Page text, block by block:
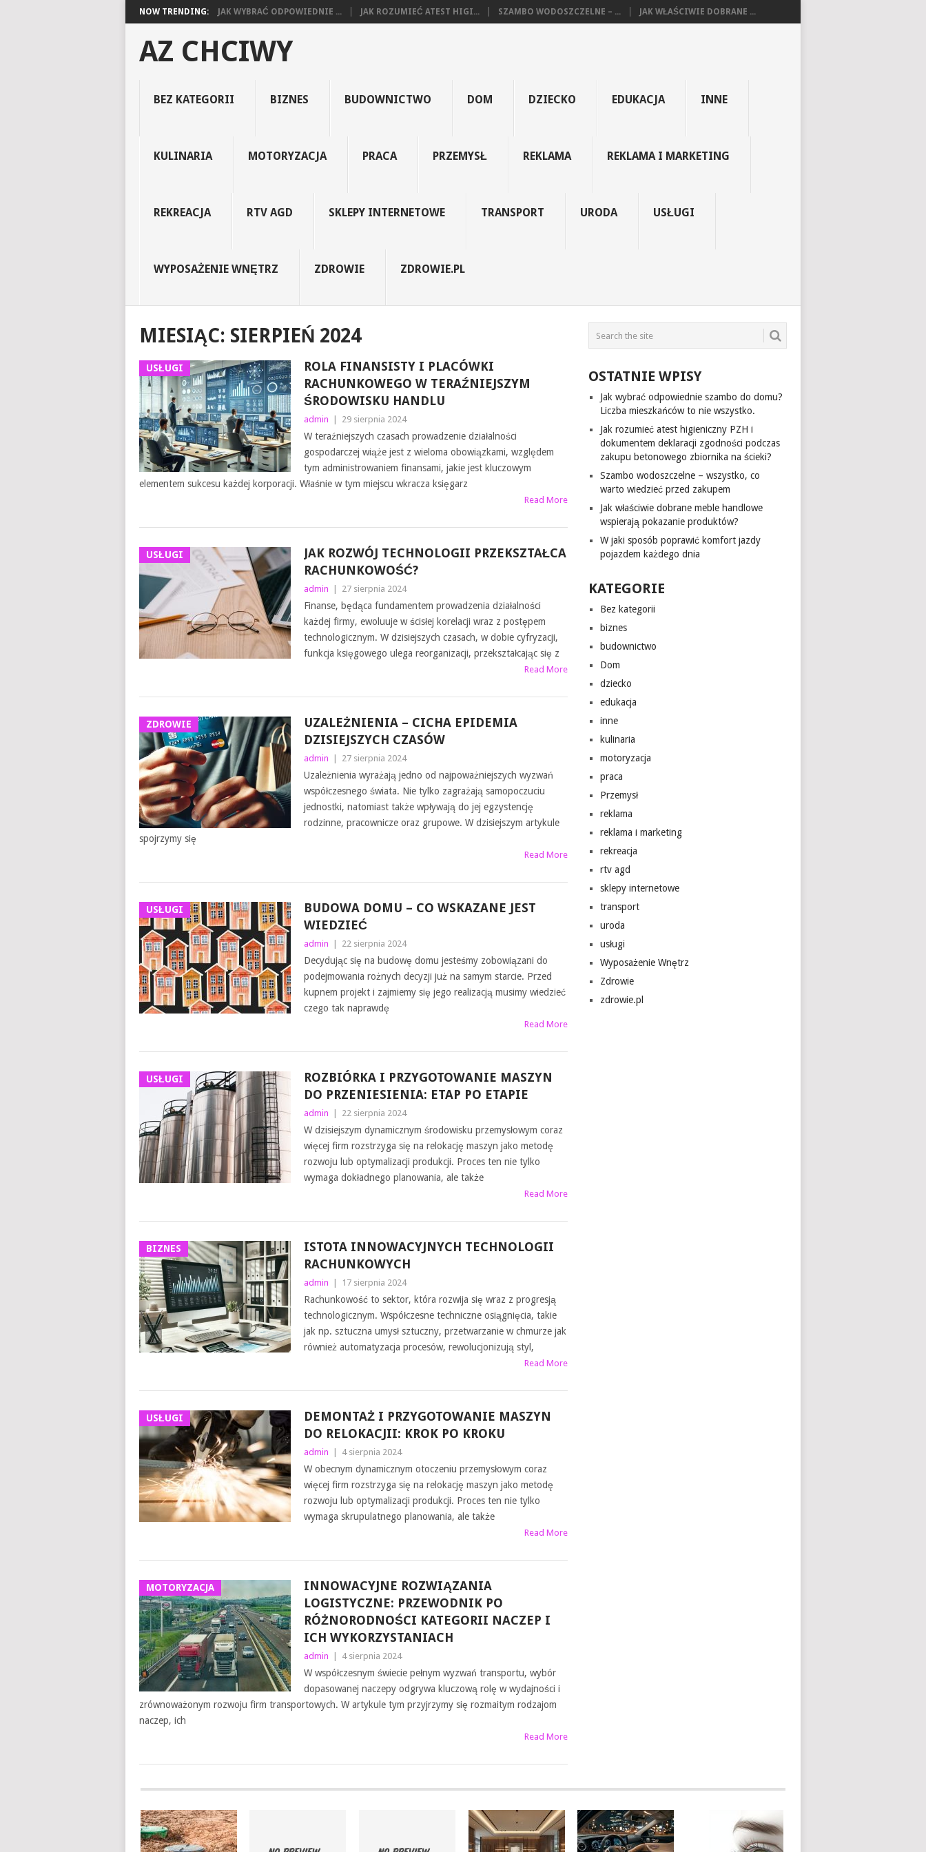
NOW TRENDING: JAK WYBRAĆ ODPOWIEDNIE ... JAK ROZUMIEĆ ATEST HIGI... SZAMBO WODOSZCZELNE – ... JAK WŁAŚCIWIE DOBRANE ...
AZ CHCIWY
BEZ KATEGORII BIZNES BUDOWNICTWO DOM DZIECKO EDUKACJA INNE
KULINARIA MOTORYZACJA PRACA PRZEMYSŁ REKLAMA REKLAMA I MARKETING
REKREACJA RTV AGD SKLEPY INTERNETOWE TRANSPORT URODA USŁUGI
WYPOSAŻENIE WNĘTRZ ZDROWIE ZDROWIE.PL
MIESIĄC: SIERPIEŃ 2024
USŁUGI
ROLA FINANSISTY I PLACÓWKI
RACHUNKOWEGO W TERAŹNIEJSZYM
ŚRODOWISKU HANDLU
admin 29 sierpnia 2024
W teraźniejszych czasach prowadzenie działalności
gospodarczej wiąże jest z wieloma obowiązkami, względem
tym administrowaniem finansami, jakie jest kluczowym
elementem sukcesu każdej korporacji. Właśnie w tym miejscu wkracza księgarz
Read More
USŁUGI
JAK ROZWÓJ TECHNOLOGII PRZEKSZTAŁCA
RACHUNKOWOŚĆ?
admin 27 sierpnia 2024
Finanse, będąca fundamentem prowadzenia działalności
każdej firmy, ewoluuje w ścisłej korelacji wraz z postępem
technologicznym. W dzisiejszych czasach, w dobie cyfryzacji,
funkcja księgowego ulega reorganizacji, przekształcając się z
Read More
ZDROWIE
UZALEŻNIENIA – CICHA EPIDEMIA
DZISIEJSZYCH CZASÓW
admin 27 sierpnia 2024
Uzależnienia wyrażają jedno od najpoważniejszych wyzwań
współczesnego świata. Nie tylko zagrażają samopoczuciu
jednostki, natomiast także wpływają do jej egzystencję
rodzinne, pracownicze oraz grupowe. W dzisiejszym artykule
spojrzymy się
Read More
USŁUGI
BUDOWA DOMU – CO WSKAZANE JEST
WIEDZIEĆ
admin 22 sierpnia 2024
Decydując się na budowę domu jesteśmy zobowiązani do
podejmowania rożnych decyzji już na samym starcie. Przed
kupnem projekt i zajmiemy się jego realizacją musimy wiedzieć
czego tak naprawdę
Read More
USŁUGI
ROZBIÓRKA I PRZYGOTOWANIE MASZYN
DO PRZENIESIENIA: ETAP PO ETAPIE
admin 22 sierpnia 2024
W dzisiejszym dynamicznym środowisku przemysłowym coraz
więcej firm rozstrzyga się na relokację maszyn jako metodę
rozwoju lub optymalizacji produkcji. Proces ten nie tylko
wymaga dokładnego planowania, ale także
Read More
BIZNES
ISTOTA INNOWACYJNYCH TECHNOLOGII
RACHUNKOWYCH
admin 17 sierpnia 2024
Rachunkowość to sektor, która rozwija się wraz z progresją
technologicznym. Współczesne techniczne osiągnięcia, takie
jak np. sztuczna umysł sztuczny, przetwarzanie w chmurze jak
również automatyzacja procesów, rewolucjonizują styl,
Read More
USŁUGI
DEMONTAŻ I PRZYGOTOWANIE MASZYN
DO RELOKACJII: KROK PO KROKU
admin 4 sierpnia 2024
W obecnym dynamicznym otoczeniu przemysłowym coraz
więcej firm rozstrzyga się na relokację maszyn jako metodę
rozwoju lub optymalizacji produkcji. Proces ten nie tylko
wymaga skrupulatnego planowania, ale także
Read More
MOTORYZACJA
INNOWACYJNE ROZWIĄZANIA
LOGISTYCZNE: PRZEWODNIK PO
RÓŻNORODNOŚCI KATEGORII NACZEP I
ICH WYKORZYSTANIACH
admin 4 sierpnia 2024
W współczesnym świecie pełnym wyzwań transportu, wybór
dopasowanej naczepy odgrywa kluczową rolę w wydajności i
zrównoważonym rozwoju firm transportowych. W artykule tym przyjrzymy się rozmaitym rodzajom
naczep, ich
Read More
OSTATNIE WPISY
Jak wybrać odpowiednie szambo do domu?
Liczba mieszkańców to nie wszystko.
Jak rozumieć atest higieniczny PZH i
dokumentem deklaracji zgodności podczas
zakupu betonowego zbiornika na ścieki?
Szambo wodoszczelne – wszystko, co
warto wiedzieć przed zakupem
Jak właściwie dobrane meble handlowe
wspierają pokazanie produktów?
W jaki sposób poprawić komfort jazdy
pojazdem każdego dnia
KATEGORIE
Bez kategorii
biznes
budownictwo
Dom
dziecko
edukacja
inne
kulinaria
motoryzacja
praca
Przemysł
reklama
reklama i marketing
rekreacja
rtv agd
sklepy internetowe
transport
uroda
usługi
Wyposażenie Wnętrz
Zdrowie
zdrowie.pl